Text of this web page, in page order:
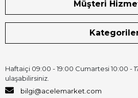
Müşteri
Haftaiçi 09:00 - 19:00 Cumartesi 10:00 -
ulaşabilirsiniz.
bilgi@acelemarket.com